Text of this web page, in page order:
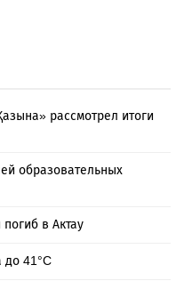
рассмотрел итоги
образовательных
в Актау
до 41°C